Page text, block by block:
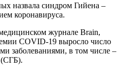
назвала синдром Гийена –
коронавируса.
журнале Brain,
COVID-19 выросло число
заболеваниями, в том числе –
(СГБ).